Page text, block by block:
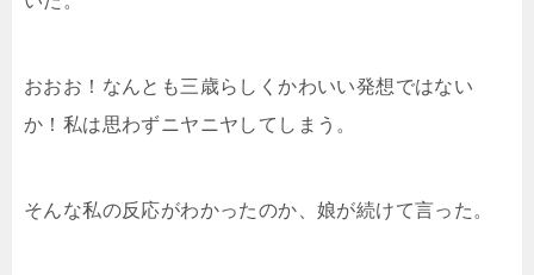
おおお！なんとも三歳らしくかわいい発想ではない
か！私は思わずニヤニヤしてしまう。
そんな私の反応がわかったのか、娘が続けて言った。